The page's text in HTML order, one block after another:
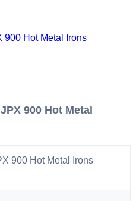
900 Hot Metal
900 Hot Metal Irons